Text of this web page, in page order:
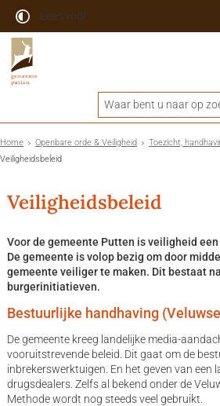
Lees voor
Home Openbare orde & Veiligheid
Toezicht,
Veiligheidsbeleid
Veiligheidsbeleid
Voor de gemeente Putten is veiligheid
De gemeente is volop bezig om door
gemeente veiliger te maken. Dit bestaat
burgerinitiatieven.
Bestuurlijke handhaving
De gemeente kreeg landelijke media-
vooruitstrevende beleid. Dit gaat om de
inbrekerswerktuigen. En het geven van een
drugsdealers. Zelfs al bekend onder de
Methode wordt nog steeds veel gebruikt.